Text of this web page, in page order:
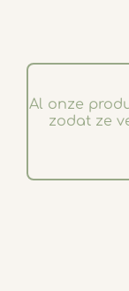
Al onze
zodat ze